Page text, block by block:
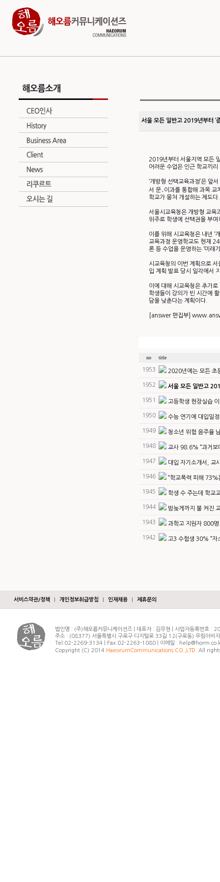
서울 모든 일반고 2019년부터 ‘
2019년부터 서울지역 모든
어려운 수업은 인근 학교끼
‘개방형 선택교육과정’은 앞
서 문․이과를 통합해 과목 교
학교가 뭉쳐 개설하는 제도다.
서울시교육청은 개방형 교육
위주로 학생에 선택권을 부여
이를 위해 시교육청은 내년 ‘
교육과정 운영학교도 현재
론 등 수업을 운영하는 ‘미래
시교육청의 이번 계획으로
입 계획 발표 당시 일각에서
이에 대해 시교육청은 추가
학생들이 강의가 빈 시간에
담을 낮춘다는 계획이다.
[answer 편집부]
no title
1953 2020년에는 모든 초
1952 서울 모든 일반고
1951 고등학생 현장실습
1950 수능 연기에 대입일정
1949 청소년 위험 음주율
1948 교사 98.6% “과거보
1947 대입 자기소개서, 교
1946 “학교폭력 피해
1945 학생 수 주는데 학
1944 밤늦게까지 불 켜진
1943 과학고 지원자 800명
1942 고3 수험생 30% “자
서비스약관/정책 개인정보취급방침 인재채용 제휴문의
법인명 : (주)해오름커뮤니케이션즈 | 대표자 : 김무현 | 사업자등록번호 :
주소 : (08377) 서울특별시 구로구 디지털로 33길 12(구로동) 우림이비
Tel.02-2269-3134 | Fax.02-2263-1080 | 이메일 :
Copyright (C) 2014 HaeorumCommunications CO.,LTD. All